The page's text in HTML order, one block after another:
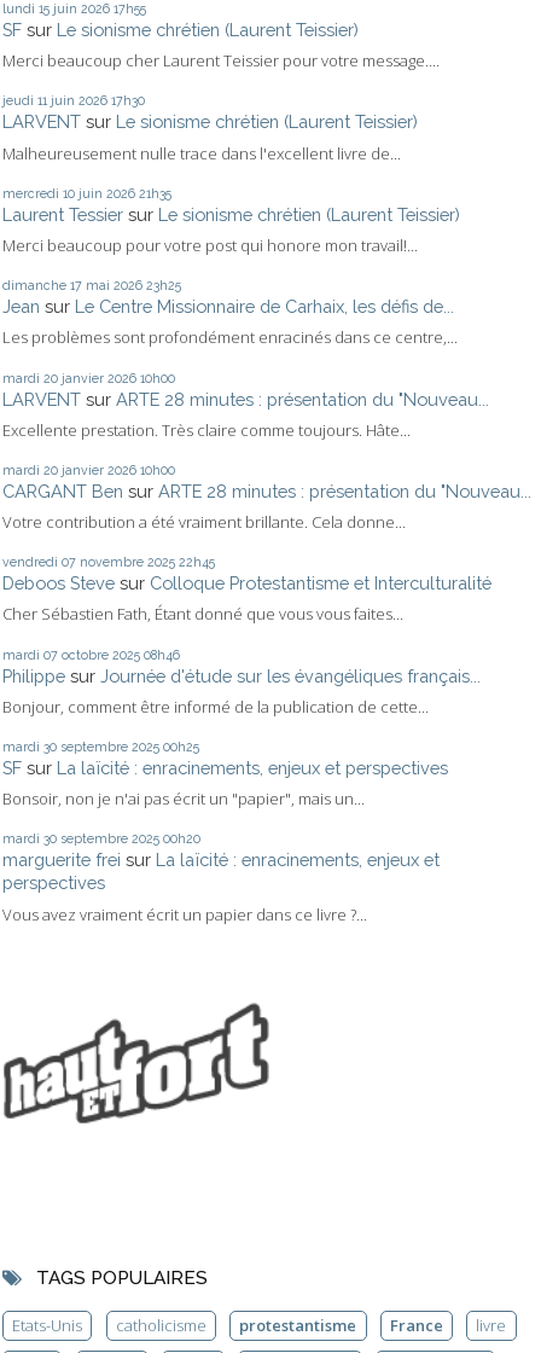
lundi 15 juin 2026 17h55
SF sur Le sionisme chrétien (Laurent Teissier)
Merci beaucoup cher Laurent Teissier pour votre message....
jeudi 11 juin 2026 17h30
LARVENT sur Le sionisme chrétien (Laurent Teissier)
Malheureusement nulle trace dans l'excellent livre de...
mercredi 10 juin 2026 21h35
Laurent Tessier sur Le sionisme chrétien (Laurent Teissier)
Merci beaucoup pour votre post qui honore mon travail!...
dimanche 17 mai 2026 23h25
Jean sur Le Centre Missionnaire de Carhaix, les défis de...
Les problèmes sont profondément enracinés dans ce centre,...
mardi 20 janvier 2026 10h00
LARVENT sur ARTE 28 minutes : présentation du "Nouveau...
Excellente prestation. Très claire comme toujours. Hâte...
mardi 20 janvier 2026 10h00
CARGANT Ben sur ARTE 28 minutes : présentation du "Nouveau...
Votre contribution a été vraiment brillante. Cela donne...
vendredi 07 novembre 2025 22h45
Deboos Steve sur Colloque Protestantisme et Interculturalité
Cher Sébastien Fath, Étant donné que vous vous faites...
mardi 07 octobre 2025 08h46
Philippe sur Journée d'étude sur les évangéliques français...
Bonjour, comment être informé de la publication de cette...
mardi 30 septembre 2025 00h25
SF sur La laïcité : enracinements, enjeux et perspectives
Bonsoir, non je n'ai pas écrit un "papier", mais un...
mardi 30 septembre 2025 00h20
marguerite frei sur La laïcité : enracinements, enjeux et
perspectives
Vous avez vraiment écrit un papier dans ce livre ?...
TAGS POPULAIRES
Etats-Unis catholicisme protestantisme France
livre